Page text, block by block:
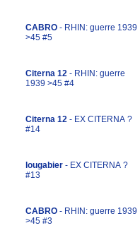
CABRO - RHIN: guerre 1939
>45 #5
Citerna 12 - RHIN: guerre
1939 >45 #4
Citerna 12 - EX CITERNA ?
#14
lougabier - EX CITERNA ?
#13
CABRO - RHIN: guerre 1939
>45 #3